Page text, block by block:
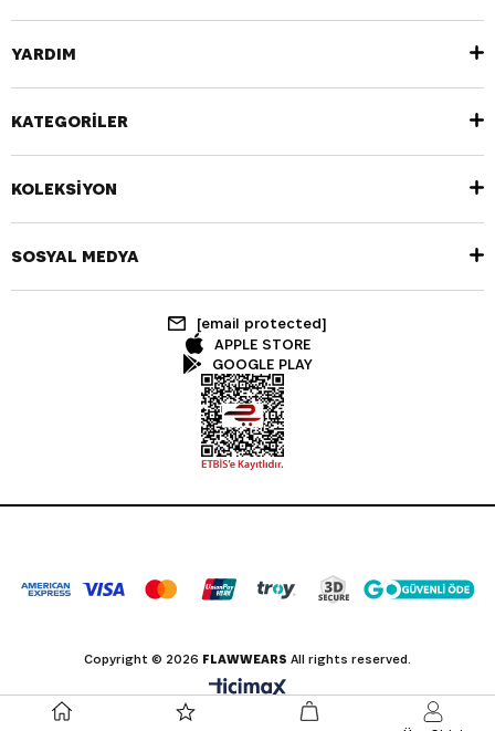
YARDIM
KATEGORİLER
KOLEKSİYON
SOSYAL MEDYA
[email protected]
APPLE STORE
GOOGLE PLAY
Copyright © 2026 FLAWWEARS All rights reserved.